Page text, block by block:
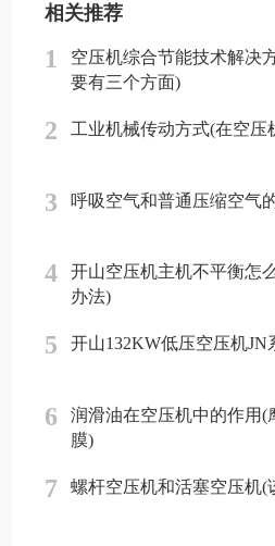
相关推荐
1
空压机综合节能技术解决
要有三个方面)
2 工业机械传动方式(在空压
3 呼吸空气和普通压缩空气
4
开山空压机主机不平衡怎
办法)
5 开山132KW低压空压机JN
6
润滑油在空压机中的作用(
膜)
7 螺杆空压机和活塞空压机(